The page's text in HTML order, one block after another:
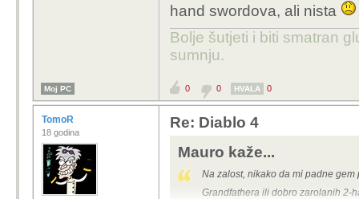
hand swordova, ali nista
Bolje šutjeti i biti smatran
sumnju.
Moj PC 0 0 HVALA 0
TomoR
18 godina
Re: Diablo 4
Mauro kaže...
Na zalost, nikako da mi padne
Grandfathera ili dobro zarolanih 2-